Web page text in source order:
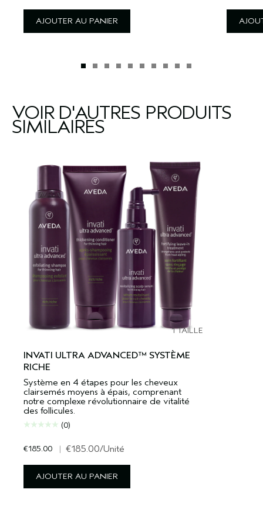
AJOUTER AU PANIER
VOIR D'AUTRES PRODUITS
SIMILAIRES
1 TAILLE
INVATI ULTRA ADVANCED™ SYSTÈME
RICHE
Système en 4 étapes pour les cheveux
clairsemés moyens à épais, comprenant
notre complexe révolutionnaire de vitalité
des follicules.
(0)
€185.00 | €185.00/Unité
AJOUTER AU PANIER